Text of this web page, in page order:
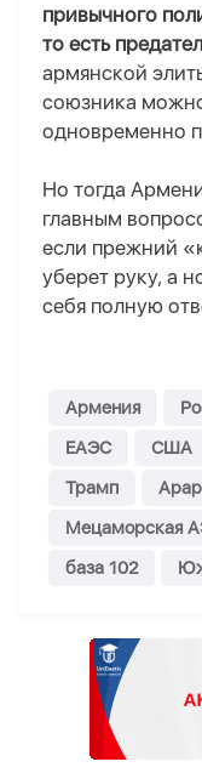
привычного
то есть
армянской
союзника
одновременно
Но тогда
главным
если прежний
уберет руку, а
себя полную
Армения
ЕАЭС
США
Трамп
Мецаморская
база 102